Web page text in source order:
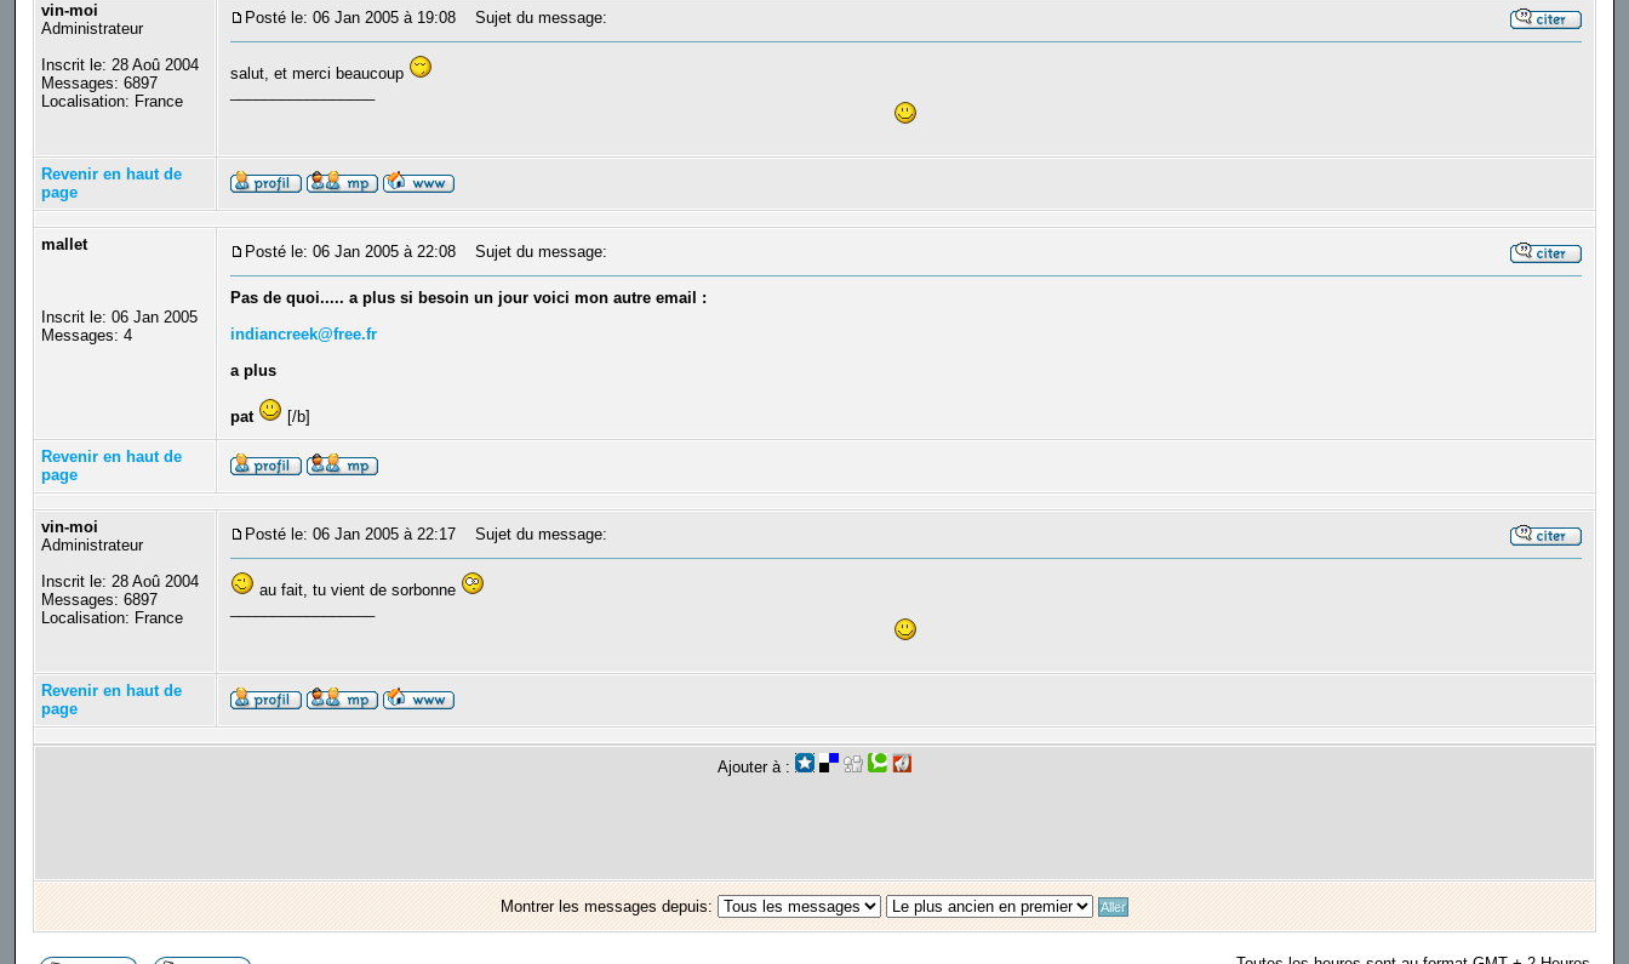
vin-moi
Administrateur
Inscrit le: 28 Aoû 2004
Messages: 6897
Localisation: France
Posté le: 06 Jan 2005 à 19:08 Sujet du message:
salut, et merci beaucoup
Revenir en haut de
page
mallet
Inscrit le: 06 Jan 2005
Messages: 4
Posté le: 06 Jan 2005 à 22:08 Sujet du message:
Pas de quoi..... a plus si besoin un jour voici mon autre email :
indiancreek@free.fr
a plus
pat [/b]
Revenir en haut de
page
vin-moi
Administrateur
Inscrit le: 28 Aoû 2004
Messages: 6897
Localisation: France
Posté le: 06 Jan 2005 à 22:17 Sujet du message:
au fait, tu vient de sorbonne
Revenir en haut de
page
Ajouter à :
Montrer les messages depuis: